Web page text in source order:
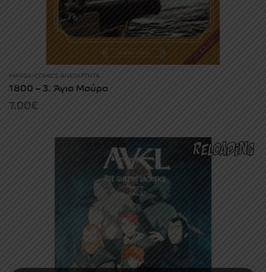
MANGA/COMICS ΑΝΕΞΆΡΤΗΤΑ
1800 – 3. Άγια Μαύρα
7.00€